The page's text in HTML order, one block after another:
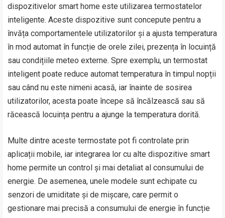
dispozitivelor smart home este utilizarea termostatelor
inteligente. Aceste dispozitive sunt concepute pentru a
învăța comportamentele utilizatorilor și a ajusta temperatura
în mod automat în funcție de orele zilei, prezența în locuință
sau condițiile meteo externe. Spre exemplu, un termostat
inteligent poate reduce automat temperatura în timpul nopții
sau când nu este nimeni acasă, iar înainte de sosirea
utilizatorilor, acesta poate începe să încălzească sau să
răcească locuința pentru a ajunge la temperatura dorită.
Multe dintre aceste termostate pot fi controlate prin
aplicații mobile, iar integrarea lor cu alte dispozitive smart
home permite un control și mai detaliat al consumului de
energie. De asemenea, unele modele sunt echipate cu
senzori de umiditate și de mișcare, care permit o
gestionare mai precisă a consumului de energie în funcție